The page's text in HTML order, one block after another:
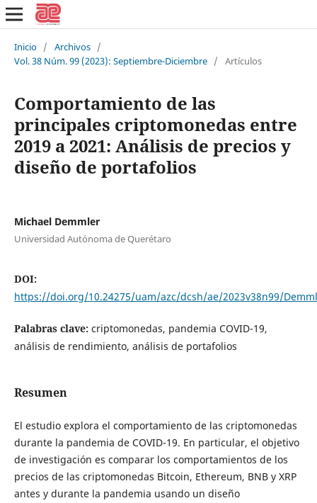
Inicio / Archivos /
Vol. 38 Núm. 99 (2023): Septiembre-Diciembre / Artículos
Comportamiento de las
principales criptomonedas entre
2019 a 2021: Análisis de precios y
diseño de portafolios
Michael Demmler
Universidad Autónoma de Querétaro
DOI:
https://doi.org/10.24275/uam/azc/dcsh/ae/2023v38n99/
Palabras clave: criptomonedas, pandemia COVID-19,
análisis de rendimiento, análisis de portafolios
Resumen
El estudio explora el comportamiento de las criptomonedas
durante la pandemia de COVID-19. En particular, el objetivo
de investigación es comparar los comportamientos de los
precios de las criptomonedas Bitcoin, Ethereum, BNB y XRP
antes y durante la pandemia usando un diseño